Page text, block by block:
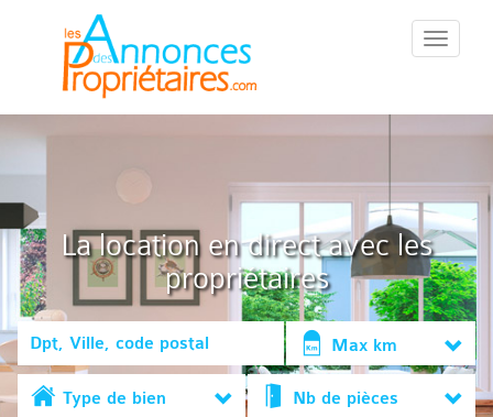
::Menu::
La location en direct avec les
propriétaires
Max km
Type de bien Nb de pièces